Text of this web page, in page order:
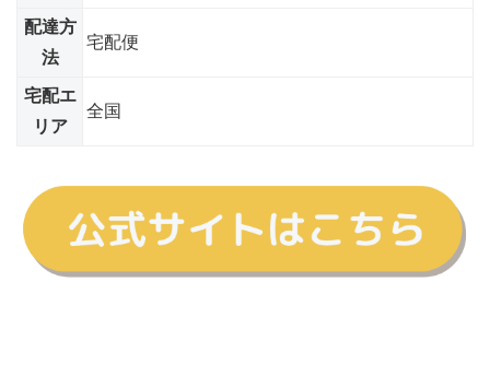
配達方
法
宅配便
宅配エ
リア
全国